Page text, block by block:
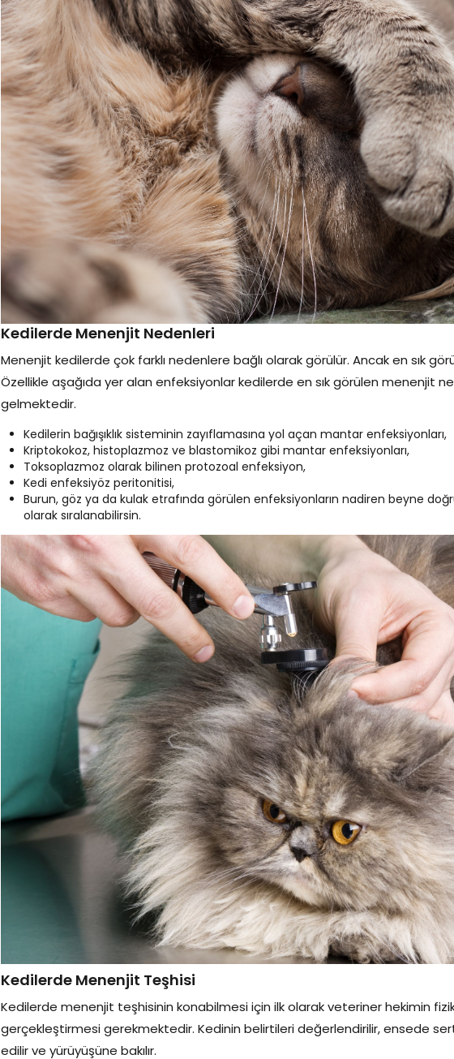
Kedilerde Menenjit Nedenleri
Menenjit kedilerde çok farklı nedenlere bağlı olarak görülür. Ancak en sık
Özellikle aşağıda yer alan enfeksiyonlar kedilerde en sık görülen menenjit
gelmektedir.
Kedilerin bağışıklık sisteminin zayıflamasına yol açan mantar enfeksiyonları,
Kriptokokoz, histoplazmoz ve blastomikoz gibi mantar enfeksiyonları,
Toksoplazmoz olarak bilinen protozoal enfeksiyon,
Kedi enfeksiyöz peritonitisi,
Burun, göz ya da kulak etrafında görülen enfeksiyonların nadiren beyne
olarak sıralanabilirsin.
Kedilerde Menenjit Teşhisi
Kedilerde menenjit teşhisinin konabilmesi için ilk olarak veteriner hekimin
gerçekleştirmesi gerekmektedir. Kedinin belirtileri değerlendirilir, ensede
edilir ve yürüyüşüne bakılır.